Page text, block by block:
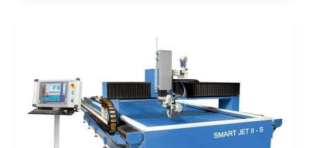
narzędzie
dla
nowoczesnego